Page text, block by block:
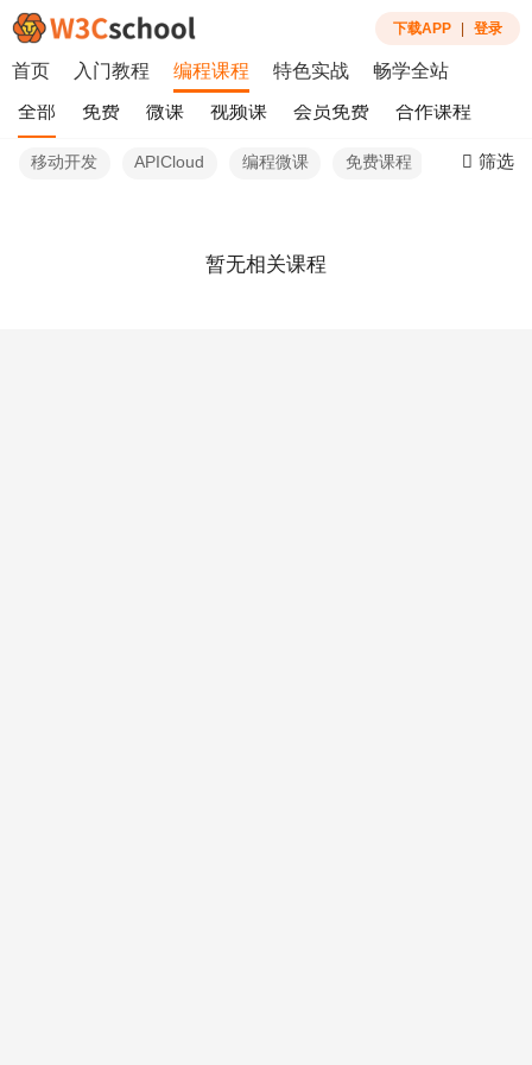
下载APP 登录
首页 入门教程 编程课程 特色实战 畅学全站
全部 免费 微课 视频课 会员免费 合作课程
移动开发 APICloud 编程微课 免费课程 最新筛选
暂无相关课程